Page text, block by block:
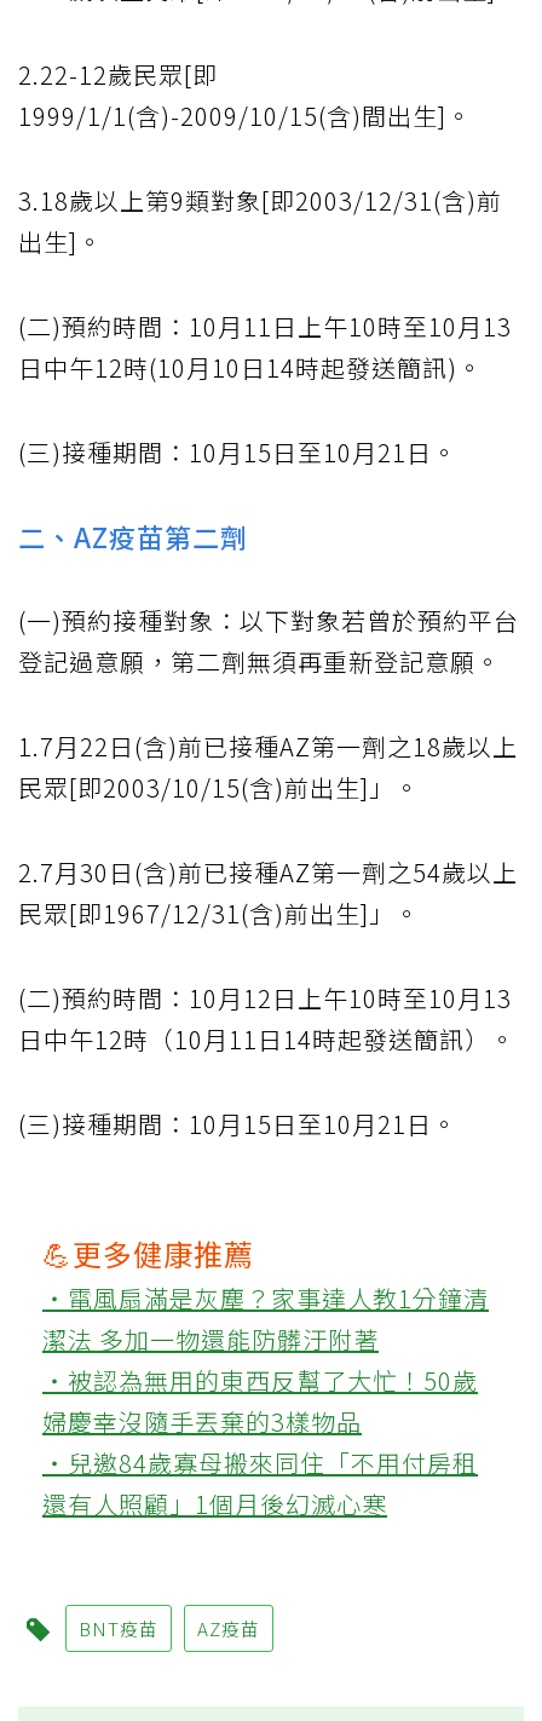
2.22-12歲民眾[即
1999/1/1(含)-2009/10/15(含)間出生]。
3.18歲以上第9類對象[即2003/12/31(含)前
出生]。
(二)預約時間：10月11日上午10時至10月13
日中午12時(10月10日14時起發送簡訊)。
(三)接種期間：10月15日至10月21日。
二、AZ疫苗第二劑
(一)預約接種對象：以下對象若曾於預約平台
登記過意願，第二劑無須再重新登記意願。
1.7月22日(含)前已接種AZ第一劑之18歲以上
民眾[即2003/10/15(含)前出生]」。
2.7月30日(含)前已接種AZ第一劑之54歲以上
民眾[即1967/12/31(含)前出生]」。
(二)預約時間：10月12日上午10時至10月13
日中午12時（10月11日14時起發送簡訊）。
(三)接種期間：10月15日至10月21日。
💪更多健康推薦
‧電風扇滿是灰塵？家事達人教1分鐘清
潔法 多加一物還能防髒汙附著
‧被認為無用的東西反幫了大忙！50歲
婦慶幸沒隨手丟棄的3樣物品
‧兒邀84歲寡母搬來同住「不用付房租
還有人照顧」1個月後幻滅心寒
BNT疫苗 AZ疫苗